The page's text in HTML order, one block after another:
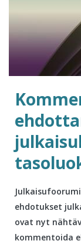
ehdotukset
ovat nyt
kommentoida